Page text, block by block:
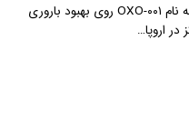
دانشمندان می‌گویند اثربخشی یک قرص به نام OXO-۰۰۱ روی بهبود باروری